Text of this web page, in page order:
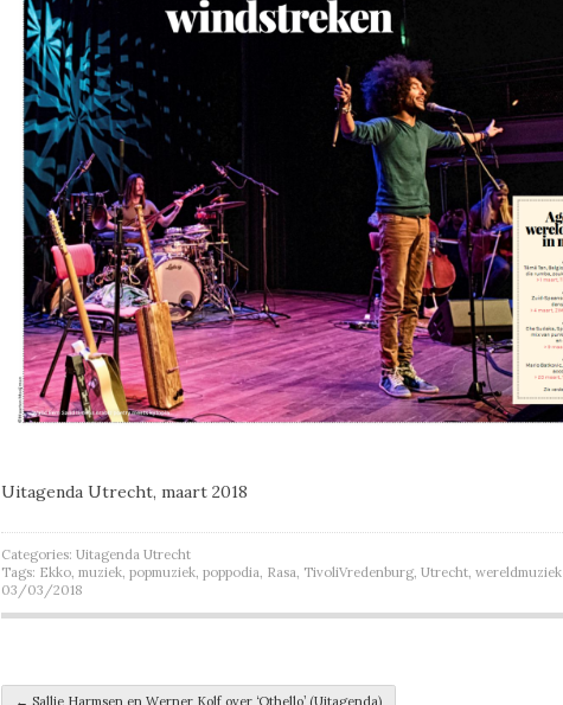
Uitagenda Utrecht, maart 2018
Categories: Uitagenda Utrecht
Tags: Ekko, muziek, popmuziek, poppodia, Rasa, TivoliVredenburg, Utrecht, wereldmuziek
03/03/2018
← Sallie Harmsen en Werner Kolf over ‘Othello’ (Uitagenda)